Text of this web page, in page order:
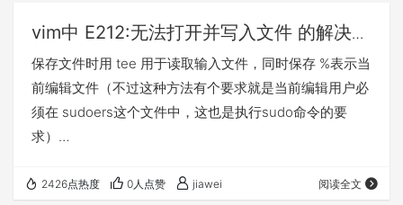
下…
vim中 E212:无法打开并写入文件 的解决办
法
保存文件时用 tee 用于读取输入文件，同时保存 %表示当
前编辑文件（不过这种方法有个要求就是当前编辑用户必
须在 sudoers这个文件中，这也是执行sudo命令的要
求）
2426点热度 0人点赞 jiawei 阅读全文